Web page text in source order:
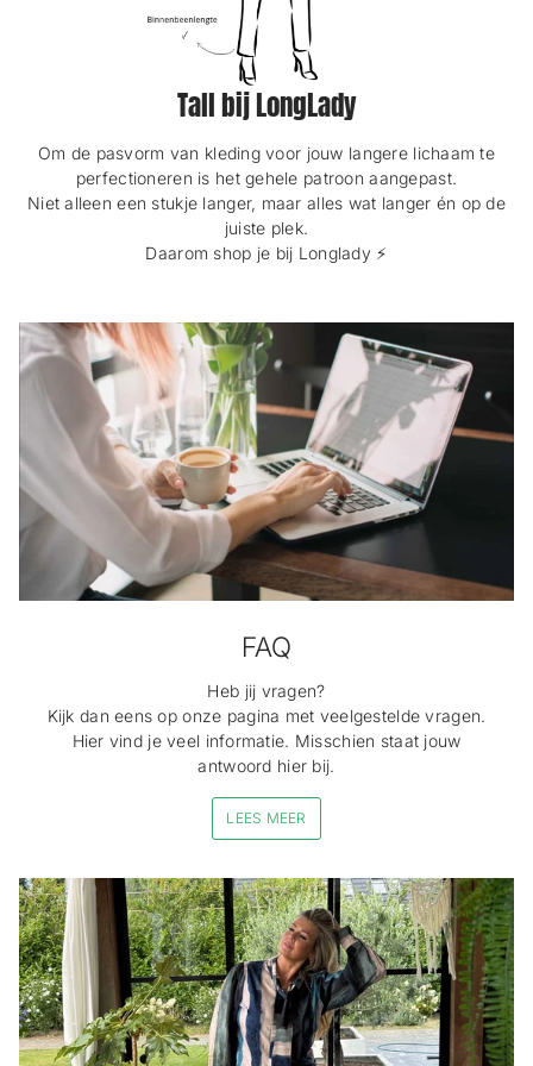
Tall bij LongLady
Om de pasvorm van kleding voor jouw langere lichaam te
perfectioneren is het gehele patroon aangepast.
Niet alleen een stukje langer, maar alles wat langer én op de
juiste plek.
Daarom shop je bij Longlady ⚡️
FAQ
Heb jij vragen?
Kijk dan eens op onze pagina met veelgestelde vragen.
Hier vind je veel informatie. Misschien staat jouw
antwoord hier bij.
LEES MEER